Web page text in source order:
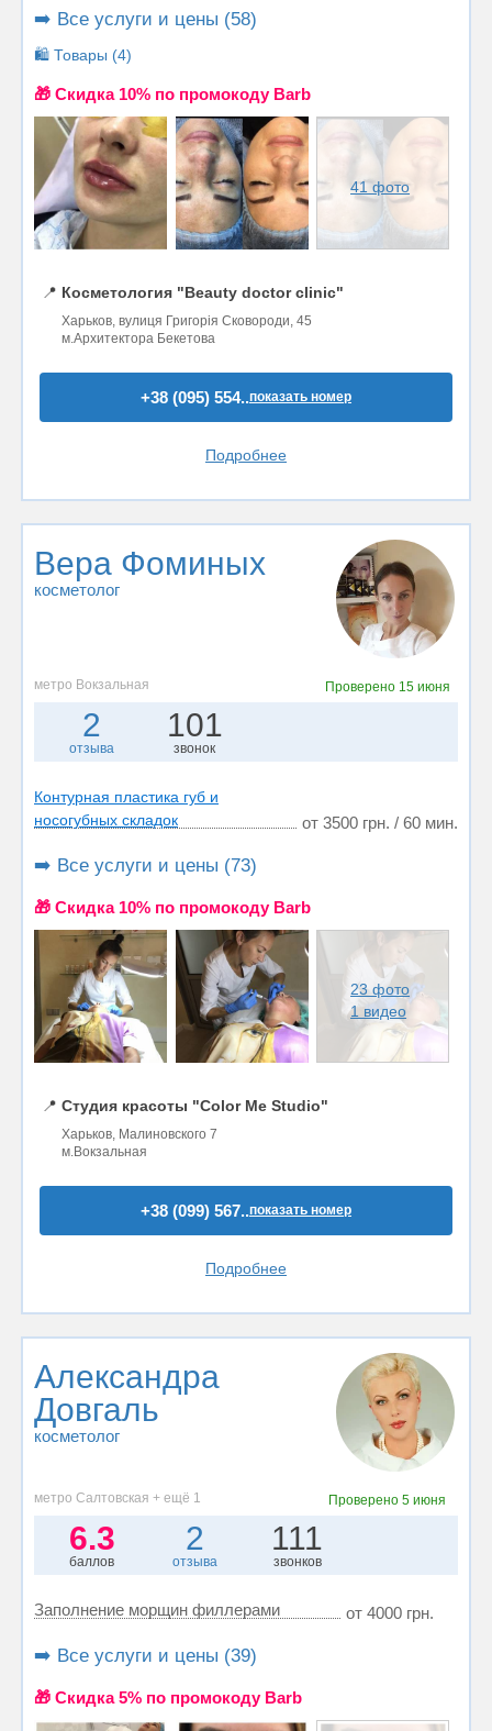
➡️ Все услуги и цены (58)
🛍️ Товары (4)
🎁 Cкидка 10% по промокоду Barb
41 фото
📍 Косметология "Beauty doctor clinic"
Харьков, вулиця Григорія Сковороди, 45
м.Архитектора Бекетова
+38 (095) 554..показать номер
Подробнее
Вера Фоминых
косметолог
метро Вокзальная Проверено 15 июня
2
отзыва
101
звонок
Контурная пластика губ и
носогубных складок
от 3500 грн. / 60 мин.
➡️ Все услуги и цены (73)
🎁 Cкидка 10% по промокоду Barb
23 фото
1 видео
📍 Студия красоты "Color Me Studio"
Харьков, Малиновского 7
м.Вокзальная
+38 (099) 567..показать номер
Подробнее
Александра
Довгаль
косметолог
метро Салтовская + ещё 1 Проверено5 июня
6.3
баллов
2
отзыва
111
звонков
Заполнение морщин филлерами от 4000 грн.
➡️ Все услуги и цены (39)
🎁 Cкидка 5% по промокоду Barb